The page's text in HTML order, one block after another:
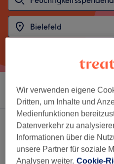
Sortieren nach
2 Salons die anbieten:
feuchtigkeitsspendende
Wir verwenden eigene
Dritten, um Inhalte und
Medienfunktionen
Datenverkehr zu
Informationen über die
unsere Partner für soziale
Analysen weiter. Cookie-